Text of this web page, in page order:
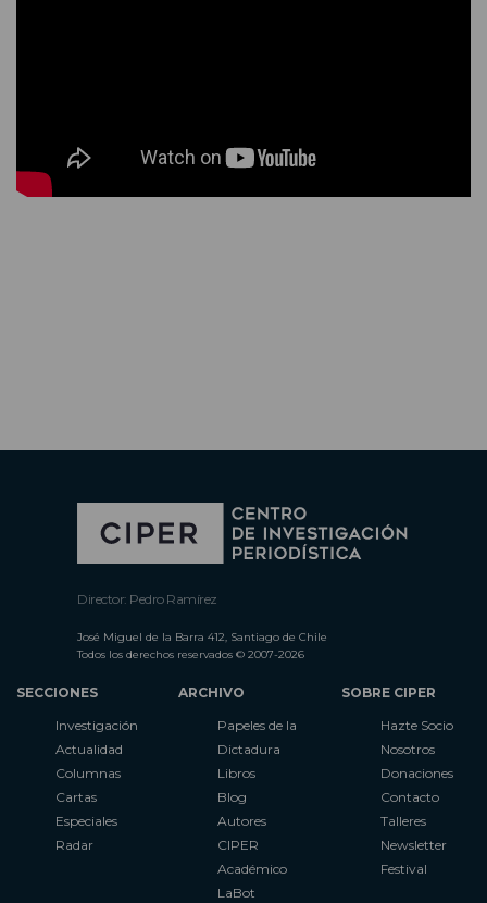
Director: Pedro Ramírez
José Miguel de la Barra 412, Santiago de Chile
Todos los derechos reservados © 2007-2026
SECCIONES
Investigación
Actualidad
Columnas
Cartas
Especiales
Radar
ARCHIVO
Papeles de la
Dictadura
Libros
Blog
Autores
CIPER
Académico
LaBot
SOBRE CIPER
Hazte Socio
Nosotros
Donaciones
Contacto
Talleres
Newsletter
Festival